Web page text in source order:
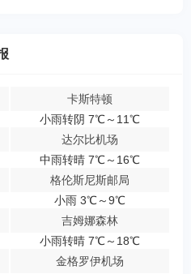
卡斯特顿
小雨转阴 7℃～11℃
达尔比机场
中雨转晴 7℃～16℃
格伦斯尼斯邮局
小雨 3℃～9℃
吉姆娜森林
小雨转晴 7℃～18℃
金格罗伊机场